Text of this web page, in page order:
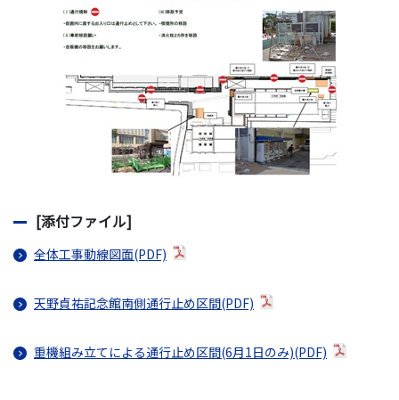
[添付ファイル]
全体工事動線図面(PDF)
天野貞祐記念館南側通行止め区間(PDF)
重機組み立てによる通行止め区間(6月1日のみ)(PDF)